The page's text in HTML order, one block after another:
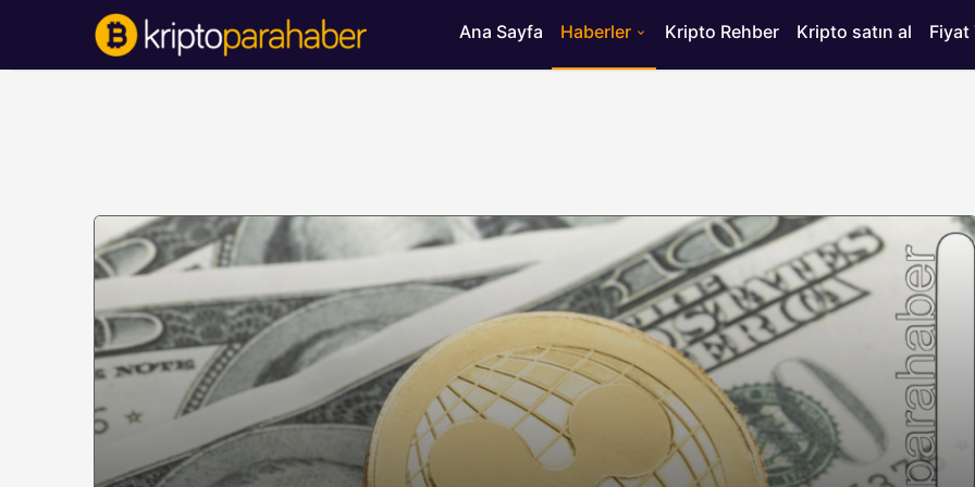
Ana Sayfa Haberler Kripto Rehber Kripto satın al Fiyat
BITCOIN HABERLERI HABERLER